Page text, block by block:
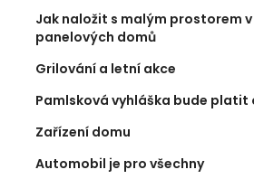
Jak naložit s malým prostorem
panelových domů
Grilování a letní akce
Pamlsková vyhláška bude platit
Zařízení domu
Automobil je pro všechny